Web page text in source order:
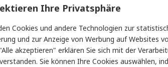
oder mehrere Eigenschaften
Wert
Ihre Privatsphäre
Cookies und andere Technologien zur
und zur Anzeige von Werbung auf Websites
akzeptieren" erklären Sie sich mit der
Sie können Ihre Cookies auswählen,